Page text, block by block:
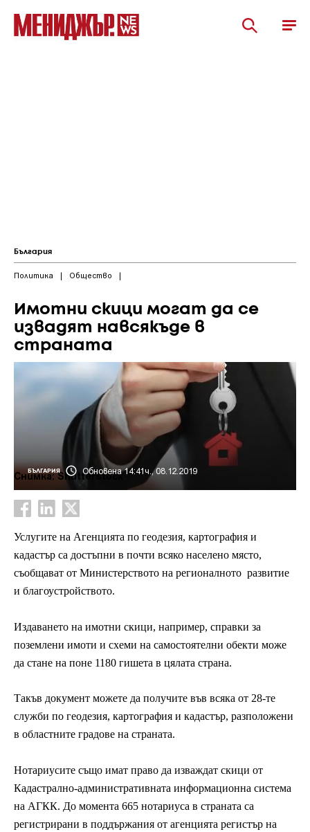
България
Политика | Общество |
Имотни скици могат да се
извадят навсякъде в
страната
БЪЛГАРИЯ Обновена 14:41ч., 08.12.2019
Снимка: Shutterstock
Услугите на Агенцията по геодезия, картография и
кадастър са достъпни в почти всяко населено място,
съобщават от Министерството на регионалното развитие
и благоустройството.
Издаването на имотни скици, например, справки за
поземлени имоти и схеми на самостоятелни обекти може
да стане на поне 1180 гишета в цялата страна.
Такъв документ можете да получите във всяка от 28-те
служби по геодезия, картография и кадастър, разположени
в областните градове на страната.
Нотариусите също имат право да изваждат скици от
Кадастрално-административната информационна система
на АГКК. До момента 665 нотариуса в страната са
регистрирани в поддържания от агенцията регистър на